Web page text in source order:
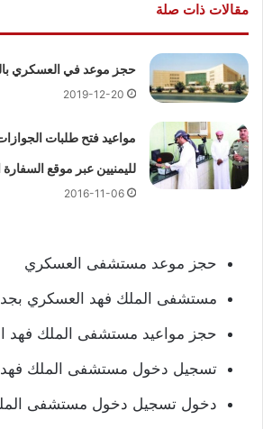
مقالات ذات صلة
حجز موعد في العسكري
2019-12-20
مواعيد فتح طلبات
لليمنيين عبر موقع السفارة
2016-11-06
حجز موعد مستشفى العسكري
مستشفى الملك فهد العسكري
حجز مواعيد مستشفى الملك فهد
تسجيل دخول مستشفى الملك فهد
دخول تسجيل دخول مستشفى